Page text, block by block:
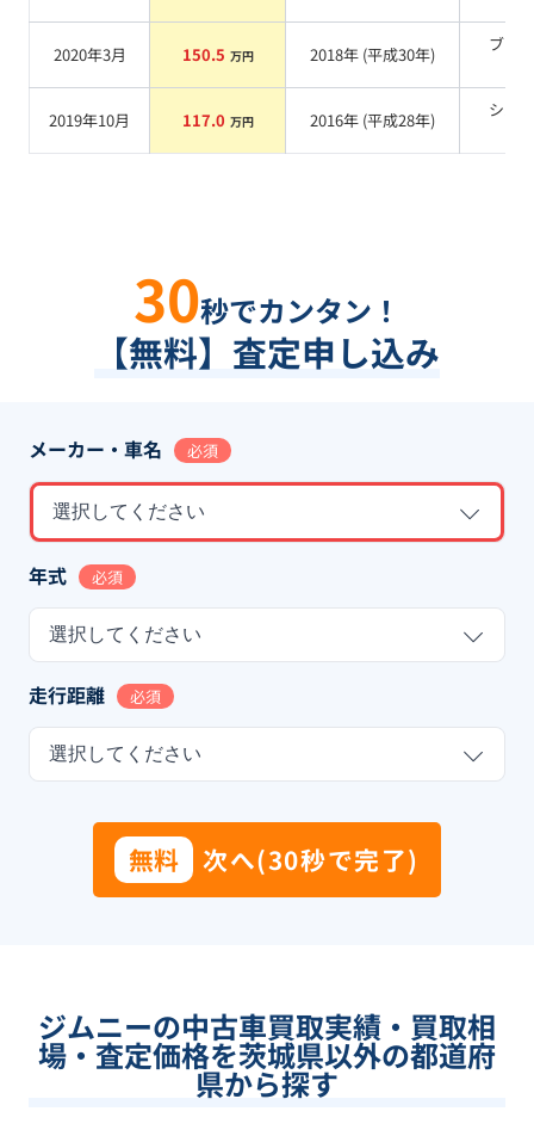
2020年3月 150.5 万円 2018年 (平成30年)
ブラ
2019年10月 117.0 万円 2016年 (平成28年)
シル
30秒でカンタン！
【無料】査定申し込み
メーカー・車名 必須
選択してください
年式 必須
選択してください
走行距離 必須
選択してください
無料 次へ(30秒で完了)
ジムニーの中古車買取実績・買取相
場・査定価格を茨城県以外の都道府
県から探す